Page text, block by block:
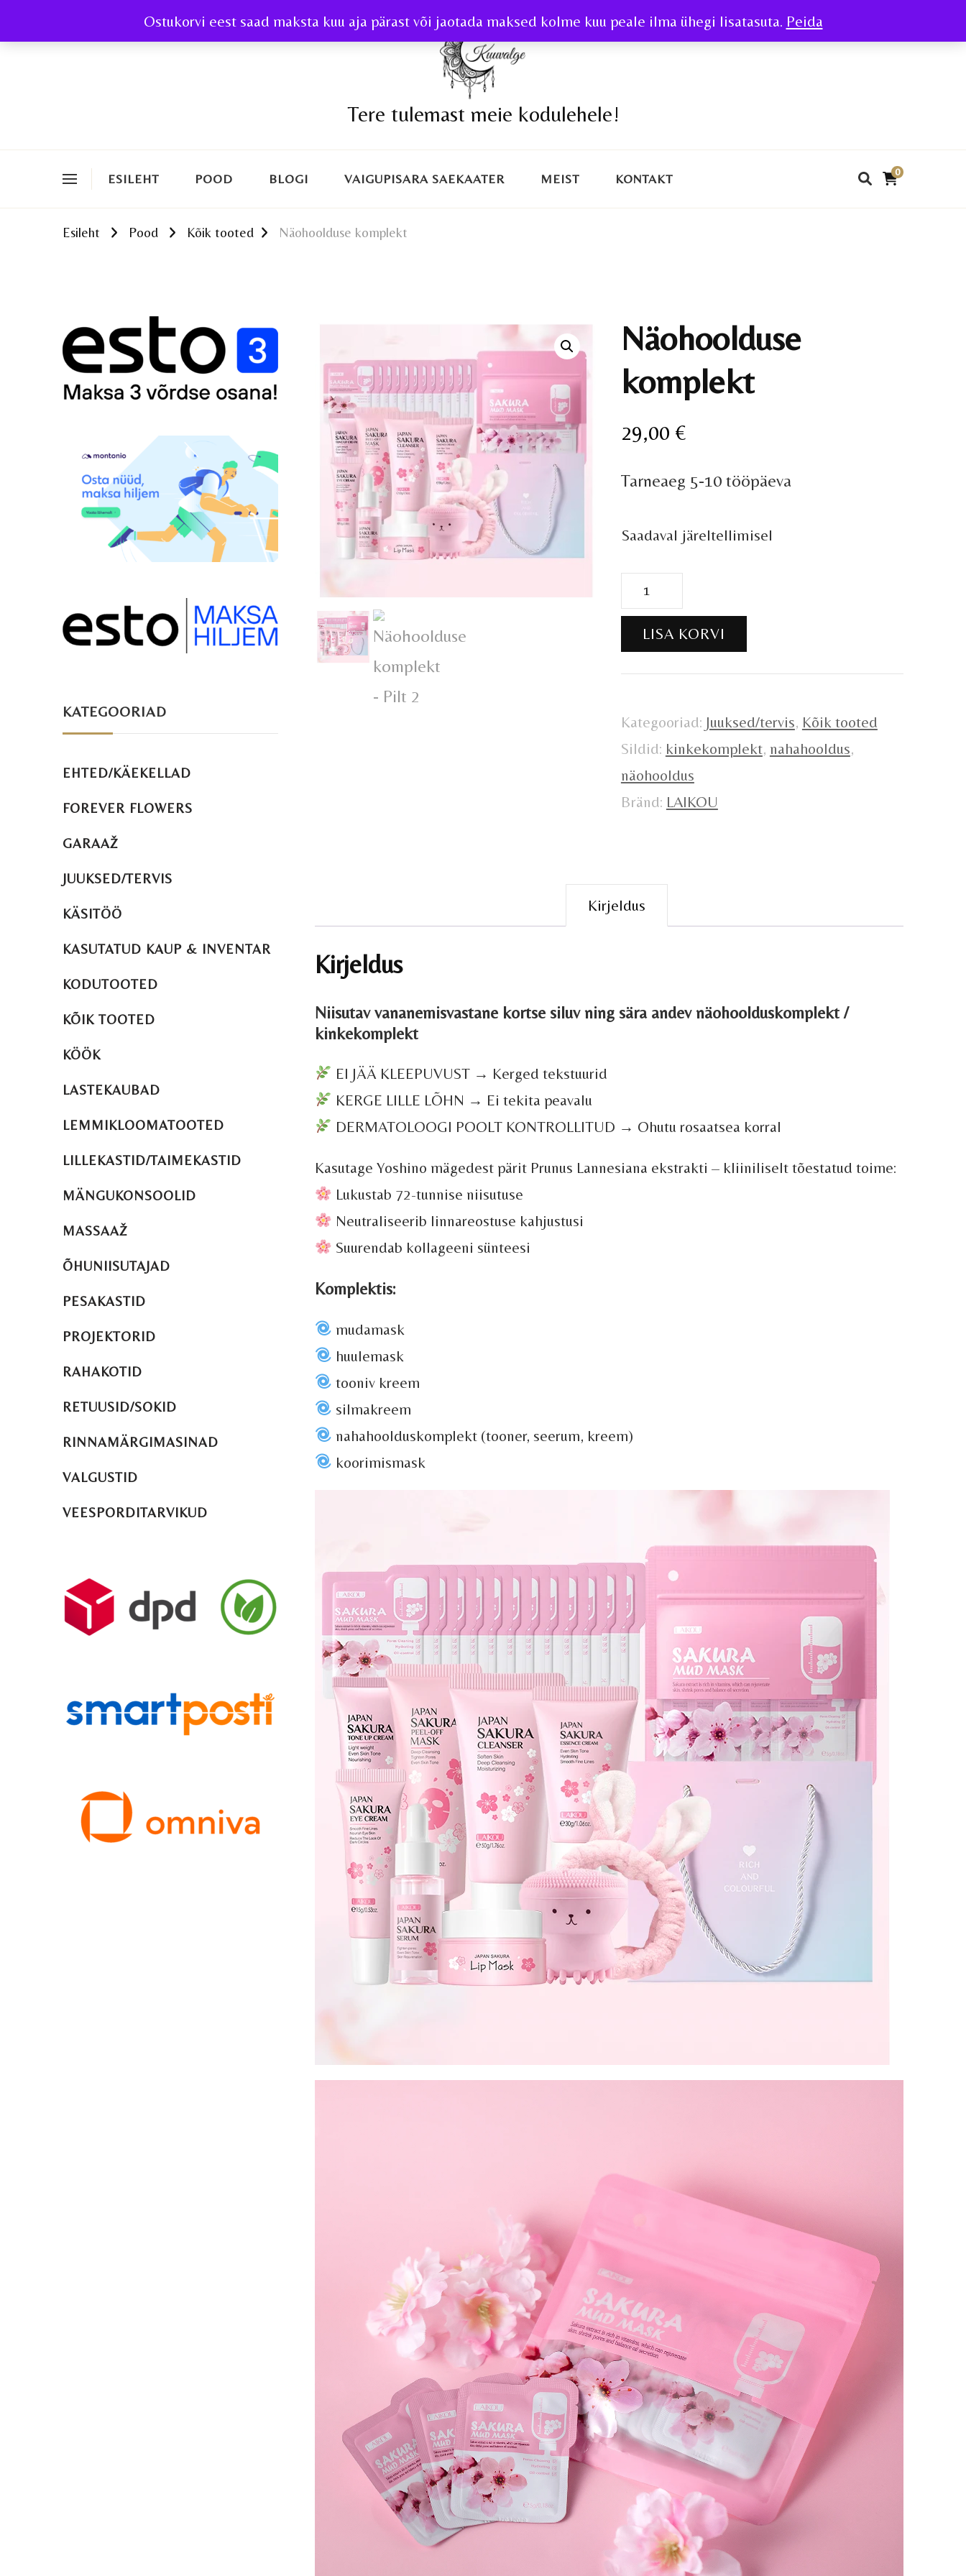
Ostukorvi eest saad maksta kuu aja pärast või jaotada maksed kolme kuu peale ilma ühegi lisatasuta. Peida
Tere tulemast meie kodulehele!
ESILEHT POOD BLOGI VAIGUPISARA SAEKAATER MEIST KONTAKT
0
Esileht Pood Kõik tooted Näohoolduse komplekt
Näohoolduse
komplekt
29,00 €
Tarneaeg 5-10 tööpäeva
Saadaval järeltellimisel
Näohoolduse
komplekt
kogus
LISA KORVI
Kategooriad: Juuksed/tervis, Kõik tooted
Sildid: kinkekomplekt, nahahooldus,
näohooldus
Bränd: LAIKOU
Kirjeldus
Kirjeldus
Niisutav vananemisvastane kortse siluv ning sära andevnäohoolduskomplekt /
kinkekomplekt
EI JÄÄ KLEEPUVUST → Kerged tekstuurid
KERGE LILLE LÕHN → Ei tekita peavalu
DERMATOLOOGI POOLT KONTROLLITUD → Ohutu rosaatsea korral
Kasutage Yoshino mägedest pärit Prunus Lannesiana ekstrakti – kliiniliselt tõestatud toime:
Lukustab 72-tunnise niisutuse
Neutraliseerib linnareostuse kahjustusi
Suurendab kollageeni sünteesi
Komplektis:
mudamask
huulemask
tooniv kreem
silmakreem
nahahoolduskomplekt (tooner, seerum, kreem)
koorimismask
KATEGOORIAD
EHTED/KÄEKELLAD
FOREVER FLOWERS
GARAAŽ
JUUKSED/TERVIS
KÄSITÖÖ
KASUTATUD KAUP & INVENTAR
KODUTOOTED
KÕIK TOOTED
KÖÖK
LASTEKAUBAD
LEMMIKLOOMATOOTED
LILLEKASTID/TAIMEKASTID
MÄNGUKONSOOLID
MASSAAŽ
ÕHUNIISUTAJAD
PESAKASTID
PROJEKTORID
RAHAKOTID
RETUUSID/SOKID
RINNAMÄRGIMASINAD
VALGUSTID
VEESPORDITARVIKUD